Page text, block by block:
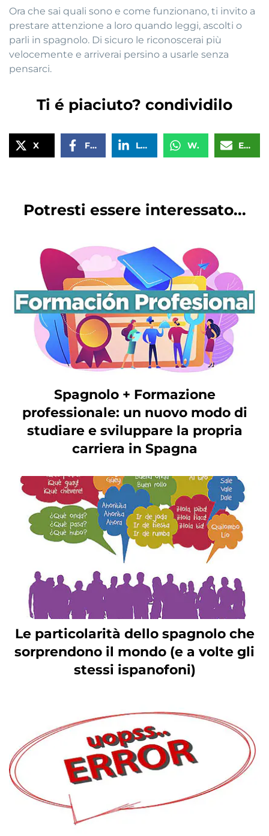
Ora che sai quali sono e come funzionano, ti invito a
prestare attenzione a loro quando leggi, ascolti o
parli in spagnolo. Di sicuro le riconoscerai più
velocemente e arriverai persino a usarle senza
pensarci.
Ti é piaciuto? condividilo
X Facebook LinkedIn WhatsApp Email
Potresti essere interessato...
Spagnolo + Formazione
professionale: un nuovo modo di
studiare e sviluppare la propria
carriera in Spagna
Le particolarità dello spagnolo che
sorprendono il mondo (e a volte gli
stessi ispanofoni)